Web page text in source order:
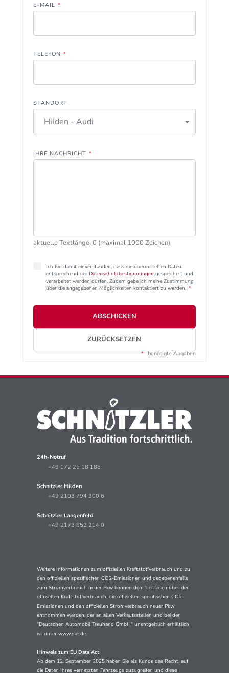
E-MAIL *
TELEFON *
STANDORT
Hilden - Audi
IHRE NACHRICHT *
aktuelle Textlänge: 0 (maximal 1000 Zeichen)
Ich bin damit einverstanden, dass die übermittelten Daten
entsprechend der Datenschutzbestimmungen gespeichert und
verarbeitet werden dürfen. Zudem gebe ich meine Zustimmung
über die angegebenen Möglichkeiten kontaktiert zu werden. *
ABSCHICKEN
ZURÜCKSETZEN
* benötigte Angaben
24h-Notruf
+49 172 25 18 188
Schnitzler Hilden
+49 2103 794 300 6
Schnitzler Langenfeld
+49 2173 852 214 0
Weitere Informationen zum offiziellen Kraftstoffverbrauch und zu
den offiziellen spezifischen CO2-Emissionen und gegebenenfalls
zum Stromverbrauch neuer Pkw können dem 'Leitfaden über den
offiziellen Kraftstoffverbrauch, die offiziellen spezifischen CO2-
Emissionen und den offiziellen Stromverbrauch neuer Pkw'
entnommen werden, der an allen Verkaufsstellen und bei der
"Deutschen Automobil Treuhand GmbH" unentgeltlich erhältlich
ist unter www.dat.de.
Hinweis zum EU Data Act
Ab dem 12. September 2025 haben Sie als Kunde das Recht, auf
die Daten Ihres vernetzten Fahrzeugs zuzugreifen und diese